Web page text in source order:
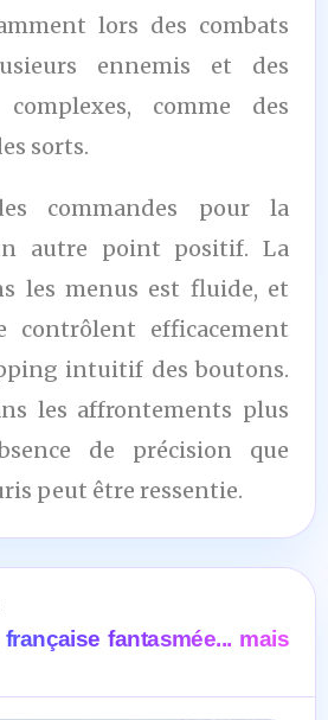
lors des combats
ennemis et des
comme des
sorts.
commandes pour la
autre point positif. La
les menus est fluide, et
contrôlent efficacement
intuitif des boutons.
les affrontements plus
de précision que
peut être ressentie.
fantasmée... mais